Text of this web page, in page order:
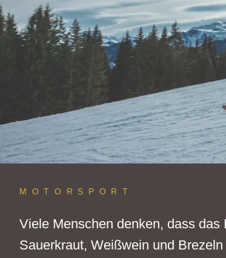
MOTORSPORT
Viele Menschen denken, dass das
Sauerkraut, Weißwein und